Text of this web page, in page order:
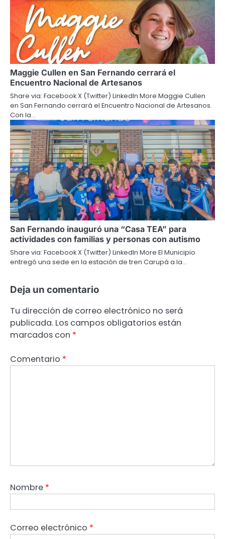
Maggie Cullen en San Fernando cerrará el
Encuentro Nacional de Artesanos
Share via: Facebook X (Twitter) LinkedIn More Maggie Cullen
en San Fernando cerrará el Encuentro Nacional de Artesanos.
Con la…
San Fernando inauguró una “Casa TEA” para
actividades con familias y personas con autismo
Share via: Facebook X (Twitter) LinkedIn More El Municipio
entregó una sede en la estación de tren Carupá a la…
Deja un comentario
Tu dirección de correo electrónico no será
publicada. Los campos obligatorios están
marcados con *
Comentario *
Nombre *
Correo electrónico *